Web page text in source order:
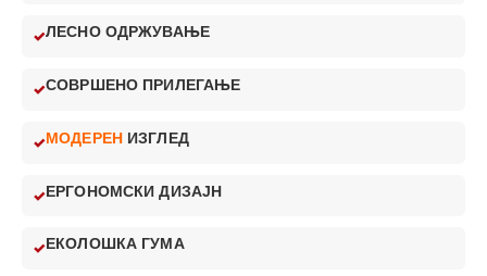
ЛЕСНО ОДРЖУВАЊЕ
СОВРШЕНО ПРИЛЕГАЊЕ
МОДЕРЕН ИЗГЛЕД
ЕРГОНОМСКИ ДИЗАЈН
ЕКОЛОШКА ГУМА